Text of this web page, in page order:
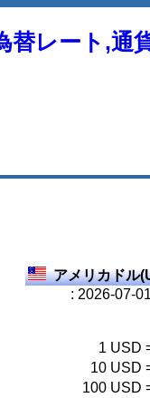
替レート,通
アメリカドル
: 2026-07-
1 USD
10 USD
100 USD